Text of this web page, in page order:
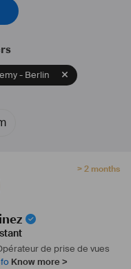
- Berlin
> 2 months
de prise de vues
Know more >
et
français, anglais,